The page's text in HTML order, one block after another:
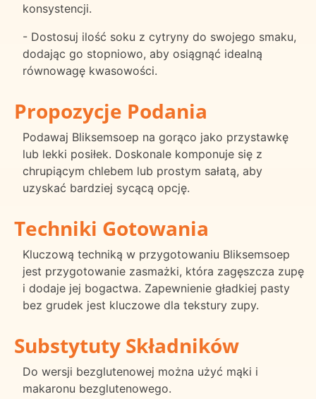
konsystencji.
- Dostosuj ilość soku z cytryny do swojego smaku,
dodając go stopniowo, aby osiągnąć idealną
równowagę kwasowości.
Propozycje Podania
Podawaj Bliksemsoep na gorąco jako przystawkę
lub lekki posiłek. Doskonale komponuje się z
chrupiącym chlebem lub prostym sałatą, aby
uzyskać bardziej sycącą opcję.
Techniki Gotowania
Kluczową techniką w przygotowaniu Bliksemsoep
jest przygotowanie zasmażki, która zagęszcza zupę
i dodaje jej bogactwa. Zapewnienie gładkiej pasty
bez grudek jest kluczowe dla tekstury zupy.
Substytuty Składników
Do wersji bezglutenowej można użyć mąki i
makaronu bezglutenowego.